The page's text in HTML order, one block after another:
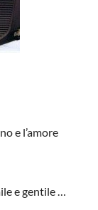
e l’amore
e gentile …